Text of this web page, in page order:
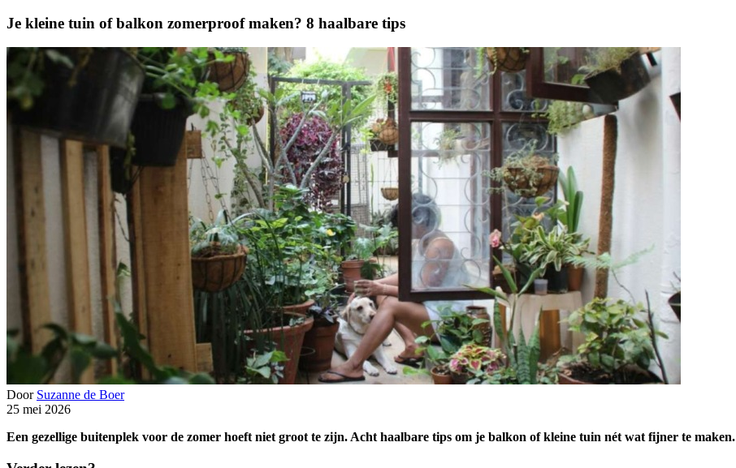
Je kleine tuin of balkon zomerproof maken? 8 haalbare tips
Door Suzanne de Boer
25 mei 2026
Een gezellige buitenplek voor de zomer hoeft niet groot te zijn. Acht haalbare tips om je balkon of kleine tuin nét wat fijner te maken.